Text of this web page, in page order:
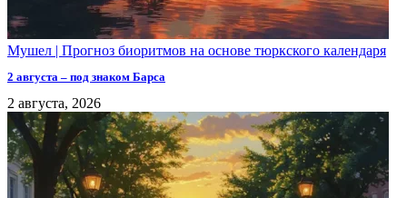
Мушел | Прогноз биоритмов на основе тюркского календаря
2 августа – под знаком Барса
2 августа, 2026